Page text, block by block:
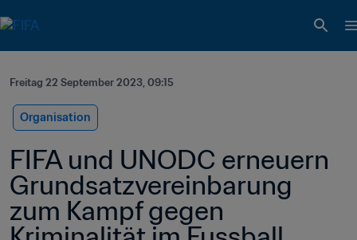
Freitag 22 September 2023, 09:15
Organisation
FIFA und UNODC erneuern
Grundsatzvereinbarung
zum Kampf gegen